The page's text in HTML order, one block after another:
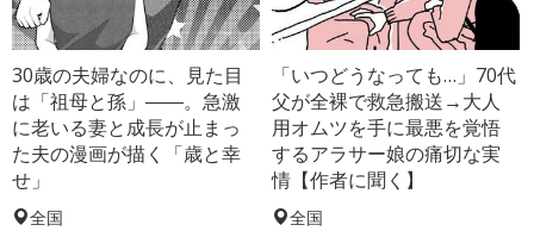
30歳の夫婦なのに、見た目
は「祖母と孫」――。急激
に老いる妻と成長が止まっ
た夫の漫画が描く「歳と幸
せ」
全国
「いつどうなっても…」70代
父が全裸で救急搬送→大人
用オムツを手に最悪を覚悟
するアラサー娘の痛切な実
情【作者に聞く】
全国